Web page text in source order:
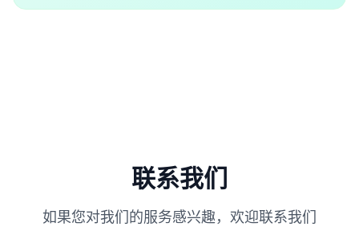
联系我们
如果您对我们的服务感兴趣，欢迎联系我们